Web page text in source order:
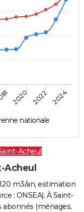
nationale
2020 2022 2024
Acheul
Acheul
m3/an, estimation
: ONSEA). À Saint-
(ménages,